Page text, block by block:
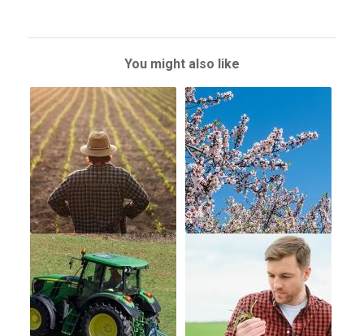
You might also like